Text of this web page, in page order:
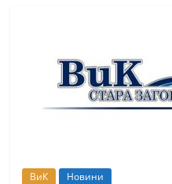
ВиК Новини